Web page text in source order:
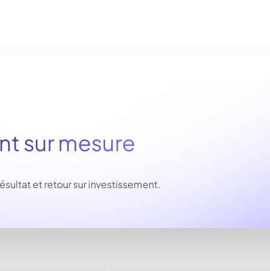
sur mesure
et retour sur investissement.